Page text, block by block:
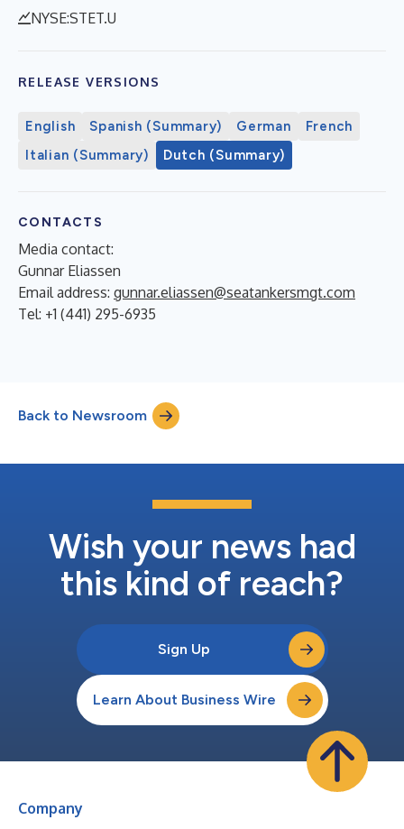
NYSE:STET.U
RELEASE VERSIONS
English Spanish (Summary) German
French
Italian (Summary)
Dutch (Summary)
CONTACTS
Media contact:
Gunnar Eliassen
Email address: gunnar.eliassen@seatankersmgt.com
Tel: +1 (441) 295-6935
Back to Newsroom
Wish your news had
this kind of reach?
Sign Up
Learn About Business Wire
Company